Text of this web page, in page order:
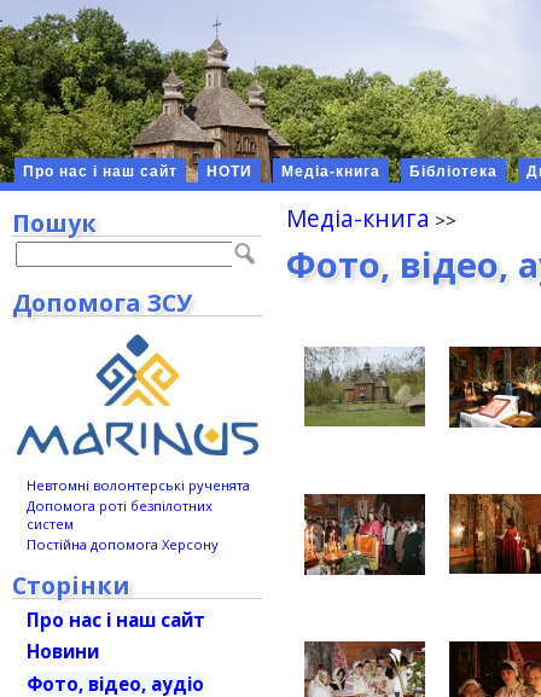
Про нас і наш сайт НОТИ Медіа-книга Бібліотека
Медіа-книга
Фото, відео,
Пошук
Допомога ЗСУ
Невтомні волонтерські рученята
Допомога роті безпілотних
систем
Постійна допомога Херсону
Сторінки
Про нас і наш сайт
Новини
Фото, відео, аудіо